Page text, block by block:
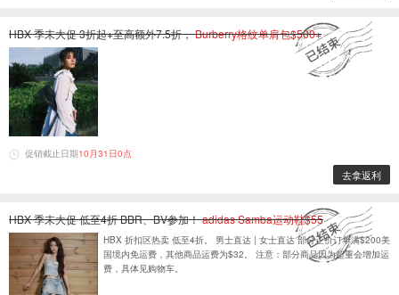
HBX 季末大促 3折起+至高额外7.5折，Burberry格纹单肩包$500+
促销截止日期10月31日0点
去拿返利
HBX 季末大促 低至4折 BBR、BV参加！adidas Samba运动鞋$55
HBX 折扣区热卖 低至4折。 男士直达 | 女士直达 部分正价订单满$200美
国境内免运费，其他商品运费为$32。 注意：部分商品因为超重会增加运
费，具体见购物车。